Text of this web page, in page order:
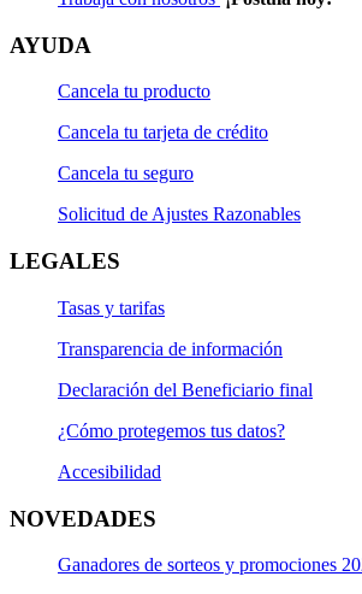
AYUDA
Cancela tu producto
Cancela tu tarjeta de crédito
Cancela tu seguro
Solicitud de Ajustes Razonables
LEGALES
Tasas y tarifas
Transparencia de información
Declaración del Beneficiario final
¿Cómo protegemos tus datos?
Accesibilidad
NOVEDADES
Ganadores de sorteos y promociones